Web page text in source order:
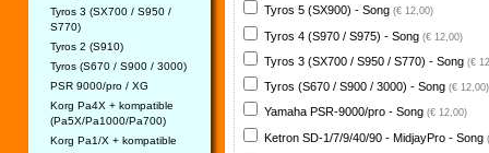
Tyros 3 (SX700 / S950 /
S770)
Tyros 2 (S910)
Tyros (S670 / S900 / 3000)
PSR 9000/pro / XG
Korg Pa4X + kompatible
(Pa5X/Pa1000/Pa700)
Korg Pa1/X + kompatible
Tyros 5 (SX900) - Song (€ 12,00)
Tyros 4 (S970 / S975) - Song (€ 12,00)
Tyros 3 (SX700 / S950 / S770) - Song (€
Tyros (S670 / S900 / 3000) - Song (€ 12,00)
Yamaha PSR-9000/pro - Song (€ 12,00)
Ketron SD-1/7/9/40/90 - MidjayPro - Song